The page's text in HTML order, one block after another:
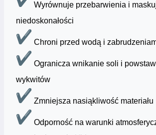
Wyrównuje przebarwienia i
niedoskonałości
Chroni przed wodą i
Ogranicza wnikanie soli i
wykwitów
Zmniejsza nasiąkliwość materiału
Odporność na warunki